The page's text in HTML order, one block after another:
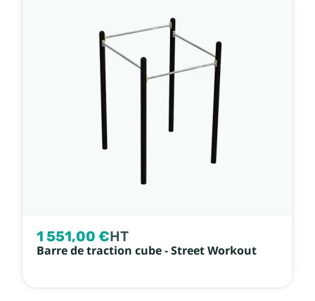
1 551,00 €HT
Barre de traction cube - Street Workout